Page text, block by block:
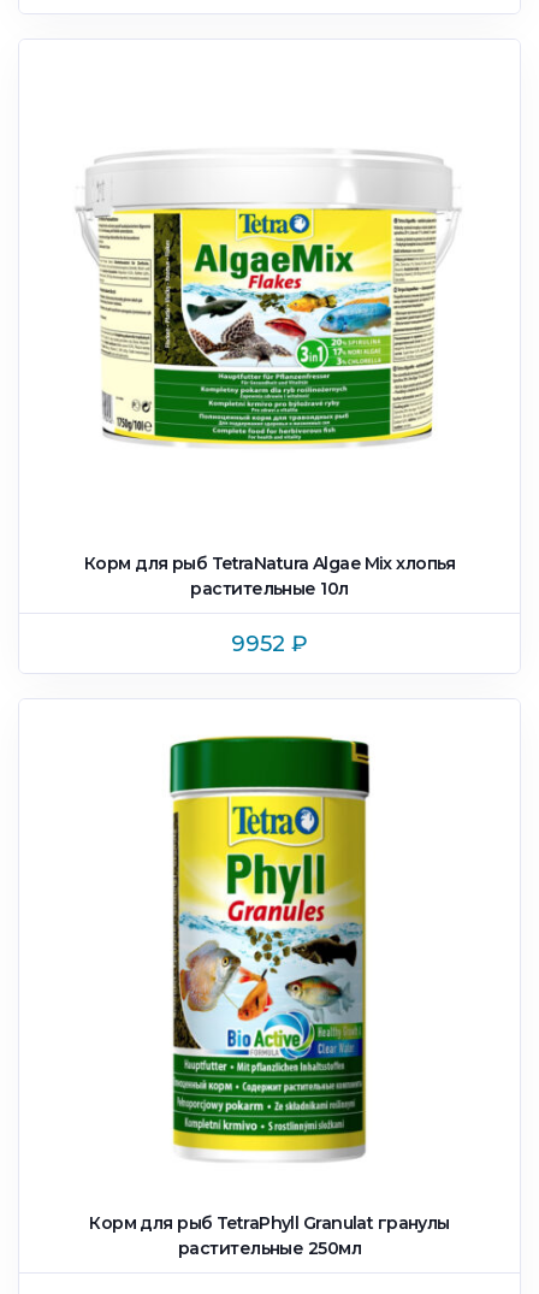
Корм для рыб TetraNatura Algae Mix xлопья
растительные 10л
9952 ₽
Корм для рыб TetraPhyll Granulat гранулы
растительные 250мл